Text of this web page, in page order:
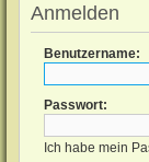
Anmelden
Benutzername:
Passwort:
Ich habe mein